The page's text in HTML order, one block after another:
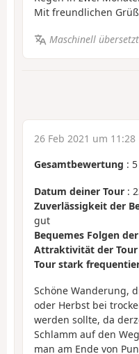
Mit freundlichen
Maschinell übersetzt
26 Feb 2021 um 11:28
Gesamtbewertung : 5
Datum deiner Tour :
Zuverlässigkeit der
gut
Bequemes Folgen
Attraktivität der Tour
Tour stark
Schöne Wanderung,
oder Herbst bei
werden sollte, da
Schlamm auf den
man am Ende von